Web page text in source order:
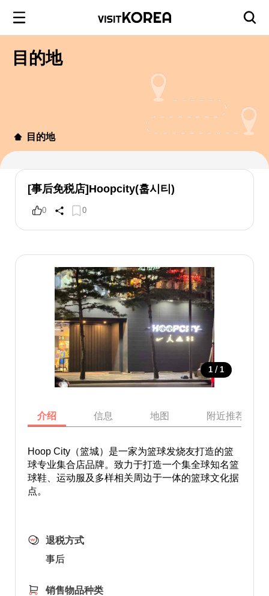
目的地
目的地
[事后免税店]Hoopcity(훕시티)
0 0
1 / 1
介绍 信息 地图 附近推荐景点
Hoop City（篮城）是一家为篮球发烧友打造的篮
球专业集合店品牌。致力于打造一个集全球知名篮
球鞋、运动服及多样相关周边于一体的篮球文化据
点。
退税方式
事后
销售物品种类